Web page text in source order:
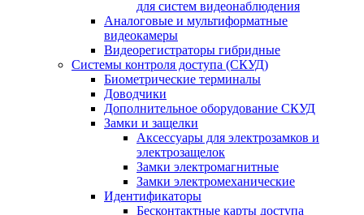
для систем видеонаблюдения
Аналоговые и мультиформатные
видеокамеры
Видеорегистраторы гибридные
Системы контроля доступа (СКУД)
Биометрические терминалы
Доводчики
Дополнительное оборудование СКУД
Замки и защелки
Аксессуары для электрозамков и
электрозащелок
Замки электромагнитные
Замки электромеханические
Идентификаторы
Бесконтактные карты доступа